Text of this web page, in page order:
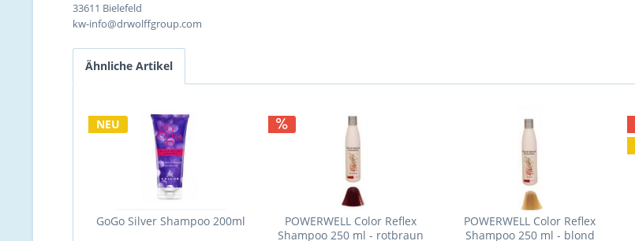
33611 Bielefeld
kw-info@drwolffgroup.com
Ähnliche Artikel
NEU
GoGo Silver Shampoo 200ml
POWERWELL Color Reflex
Shampoo 250 ml - rotbraun
POWERWELL Color Reflex
Shampoo 250 ml - blond